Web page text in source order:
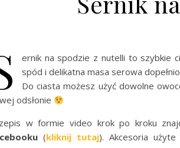
ernik na spodzie z nutelli to szybkie
spód i delikatna masa serowa
Do ciasta możesz użyć dowolne
odsłonie
w formie video krok po kroku
(kliknij tutaj). Akcesoria